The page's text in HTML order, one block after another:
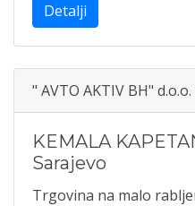
Detalji
" AVTO AKTIV BH"
KEMALA
Sarajevo
Trgovina na malo